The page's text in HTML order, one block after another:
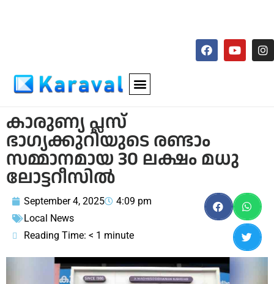
കാരുണ്യ പ്ലസ്
ഭാഗ്യക്കുറിയുടെ രണ്ടാം
സമ്മാനമായ 30 ലക്ഷം മധു
ലോട്ടറീസില്‍
September 4, 2025
4:09 pm
Local News
Reading Time: < 1 minute